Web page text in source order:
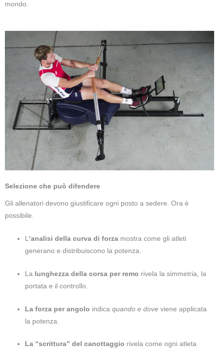
mondo.
Selezione che può difendere
Gli allenatori devono giustificare ogni posto a sedere. Ora è
possibile.
‘analisi della curva di forza mostra come gli atleti
generano e distribuiscono la potenza.
La lunghezza della corsa per remo rivela la simmetria, la
portata e il controllo.
La forza per angolo indicaquando e dove viene applicata
la potenza.
La “scrittura” del canottaggio rivela come ogni atleta